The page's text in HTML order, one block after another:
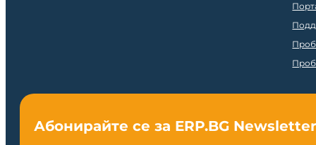
Абонирайте се за ERP.BG Newsletter